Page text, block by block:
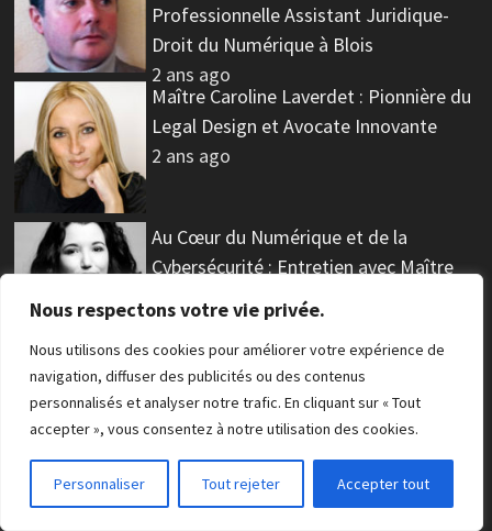
Nous respectons votre vie privée.
Nous utilisons des cookies pour améliorer votre expérience de
navigation, diffuser des publicités ou des contenus
personnalisés et analyser notre trafic. En cliquant sur « Tout
accepter », vous consentez à notre utilisation des cookies.
Personnaliser Tout rejeter Accepter tout
Professionnelle Assistant Juridique-
Droit du Numérique à Blois
2 ans ago
Maître Caroline Laverdet : Pionnière du
Legal Design et Avocate Innovante
2 ans ago
Au Cœur du Numérique et de la
Cybersécurité : Entretien avec Maître
Aurore Bonavia sur le Droit des
Nouvelles Technologies
2 ans ago
La Souveraineté Numérique
Européenne Face aux Défis Globaux
2 ans ago